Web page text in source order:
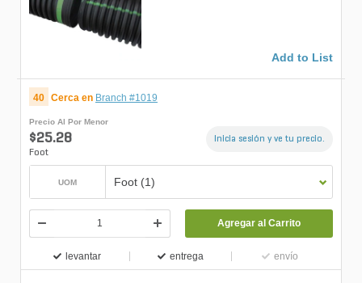
Add to List
40 Cerca en Branch #1019
Precio Al Por Menor
$25.28
Foot
Inicia sesión y ve tu precio.
UOM Foot (1)
Agregar al Carrito
levantar entrega envío